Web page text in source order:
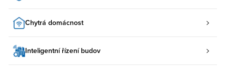
Chytrá domácnost
Inteligentní řízení budov